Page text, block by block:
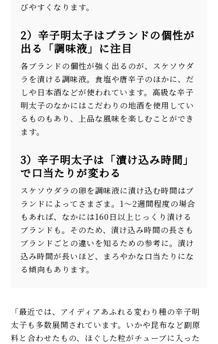
びやすくなります。
2）辛子明太子はブランドの個性が
出る「調味液」に注目
各ブランドの個性が強く出るのが、スケソウダ
ラを漬ける調味液。食塩や唐辛子のほかに、だ
しや日本酒などが使われています。高級な辛子
明太子のなかにはこだわりの地酒を使用してい
るものもあり、上品な風味を楽しむことができ
ます。
3）辛子明太子は「漬け込み時間」
で口当たりが変わる
スケソウダラの卵を調味液に漬け込む時間はブ
ランドによってさまざま。1〜2週間程度の場合
もあれば、なかには160日以上じっくり漬ける
ブランドも。そのため、漬け込み時間の長さも
ブランドごとの違いを知るための参考に。漬け
込み時間が長いほど、まろやかな口当たりにな
る傾向もあります。
「最近では、アイディアあふれる変わり種の辛子明
太子も多数展開されています。いかや昆布など副原
料と合わせたもの、ほぐした粒がチューブに入った